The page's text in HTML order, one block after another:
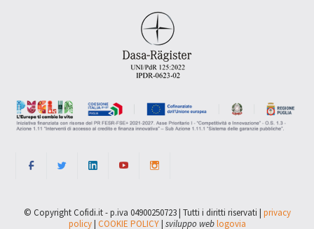
© Copyright Cofidi.it - p.iva 04900250723 | Tutti i diritti riservati | privacy
policy| COOKIE POLICY| sviluppo web logovia